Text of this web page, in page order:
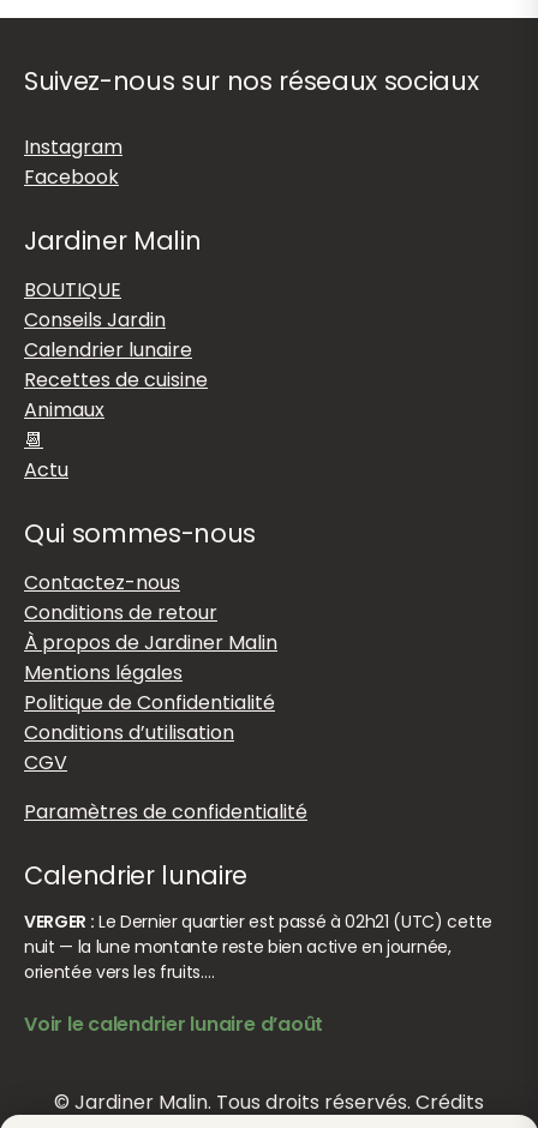
Suivez-nous sur nos réseaux sociaux
Instagram
Facebook
Jardiner Malin
BOUTIQUE
Conseils Jardin
Calendrier lunaire
Recettes de cuisine
Animaux
📆
Actu
Qui sommes-nous
Contactez-nous
Conditions de retour
À propos de Jardiner Malin
Mentions légales
Politique de Confidentialité
Conditions d’utilisation
CGV
Paramètres de confidentialité
Calendrier lunaire
VERGER : Le Dernier quartier est passé à 02h21 (UTC) cette
nuit — la lune montante reste bien active en journée,
orientée vers les fruits.…
Voir le calendrier lunaire d’août
© Jardiner Malin. Tous droits réservés. Crédits